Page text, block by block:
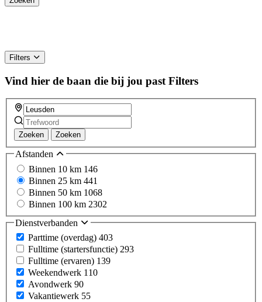
Filters
Vind hier de baan die bij jou past Filters
Zoeken Zoeken
Afstanden
Binnen 10 km 146
Binnen 25 km 441
Binnen 50 km 1068
Binnen 100 km 2302
Dienstverbanden
Parttime (overdag) 403
Fulltime (startersfunctie) 293
Fulltime (ervaren) 139
Weekendwerk 110
Avondwerk 90
Vakantiewerk 55